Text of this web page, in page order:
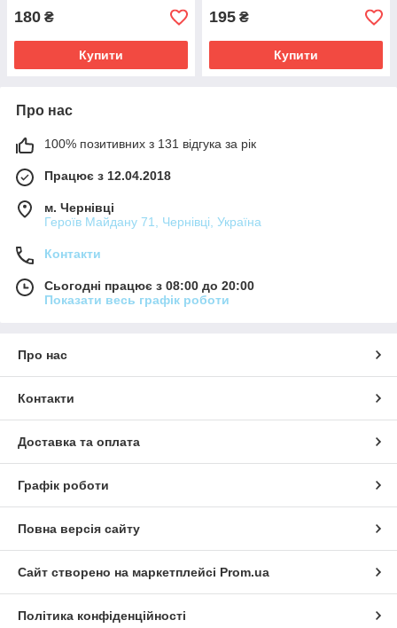
180 ₴
Купити
195 ₴
Купити
Про нас
100% позитивних з 131 відгука за рік
Працює з 12.04.2018
м. Чернівці
Героїв Майдану 71, Чернівці, Україна
Контакти
Сьогодні працює з 08:00 до 20:00
Показати весь графік роботи
Про нас
Контакти
Доставка та оплата
Графік роботи
Повна версія сайту
Сайт створено на маркетплейсі Prom.ua
Політика конфіденційності